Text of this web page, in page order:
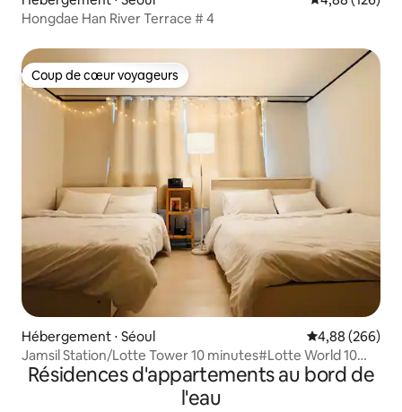
Hongdae Han River Terrace # 4
Coup de cœur voyageurs
Coup de cœur voyageurs
Hébergement ⋅ Séoul Évaluation
4,88 (266)
Jamsil Station/Lotte Tower 10 minutes#Lotte World 10
minutes#Songnidan-gil#Seokchon Lake 5 minutes#Hôtel
de la literie pour la famille et les amis
Résidences d'appartements au bord de
l'eau